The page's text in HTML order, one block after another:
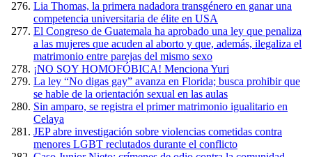
Lia Thomas, la primera nadadora transgénero en ganar una
competencia universitaria de élite en USA
El Congreso de Guatemala ha aprobado una ley que penaliza
a las mujeres que acuden al aborto y que, además, ilegaliza el
matrimonio entre parejas del mismo sexo
¡NO SOY HOMOFÓBICA! Menciona Yuri
La ley “No digas gay” avanza en Florida; busca prohibir que
se hable de la orientación sexual en las aulas
Sin amparo, se registra el primer matrimonio igualitario en
Celaya
JEP abre investigación sobre violencias cometidas contra
menores LGBT reclutados durante el conflicto